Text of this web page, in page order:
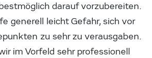
darauf vorzubereiten.
generell leicht Gefahr, sich vor
zu sehr zu verausgaben.
im Vorfeld sehr professionell